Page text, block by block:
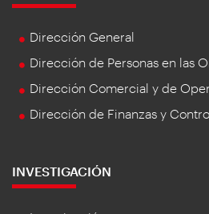
Dirección General
Dirección de Personas en las
Dirección Comercial y de
Dirección de Finanzas y
INVESTIGACIÓN